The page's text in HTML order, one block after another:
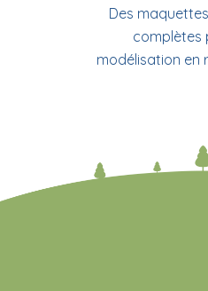
Des
complètes
modélisation en